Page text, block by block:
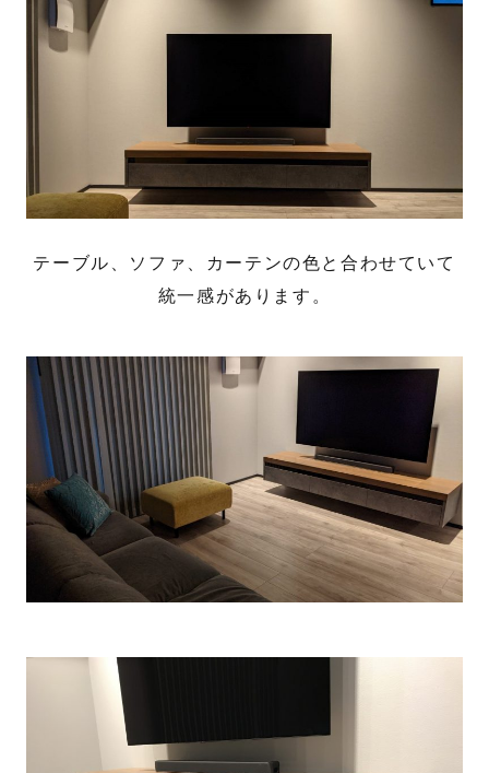
テーブル、ソファ、カーテンの色と合わせていて
統一感があります。